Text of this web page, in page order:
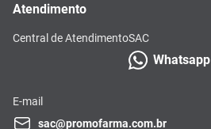
Atendimento
Central de AtendimentoSAC
Whatsapp
E-mail
sac@promofarma.com.br